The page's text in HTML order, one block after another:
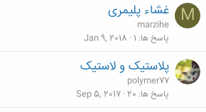
M غشاء پلیمری
marzihe
پاسخ ها 1
Jan 9, 2018
پلاستیک و لاستیک
polymer77
پاسخ ها 20
Sep 5, 2017